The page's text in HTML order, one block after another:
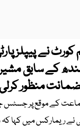
کورٹ نے پیپلز
سندھ کے سابق
منظور
کے موقع پر جسٹس
ریمارکس میں کہا